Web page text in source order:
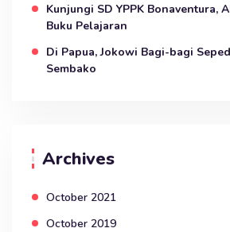
Kunjungi SD YPPK Bonaventura,
Buku Pelajaran
Di Papua, Jokowi Bagi-bagi
Sembako
Archives
October 2021
October 2019